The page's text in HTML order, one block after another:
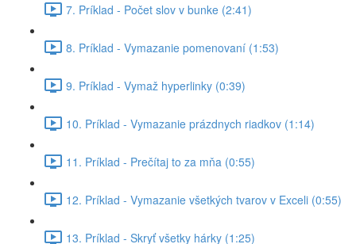
7. Príklad - Počet slov v bunke (2:41)
8. Príklad - Vymazanie pomenovaní (1:53)
9. Príklad - Vymaž hyperlinky (0:39)
10. Príklad - Vymazanie prázdnych riadkov (1:14)
11. Príklad - Prečítaj to za mňa (0:55)
12. Príklad - Vymazanie všetkých tvarov v Exceli (0:55)
13. Príklad - Skryť všetky hárky (1:25)